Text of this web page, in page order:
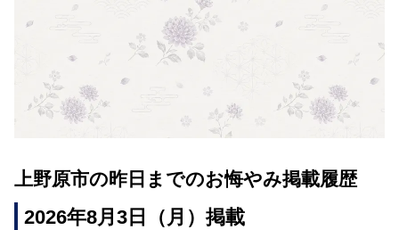
上野原市の昨日までのお悔やみ掲載履歴
2026年8月3日（月）掲載